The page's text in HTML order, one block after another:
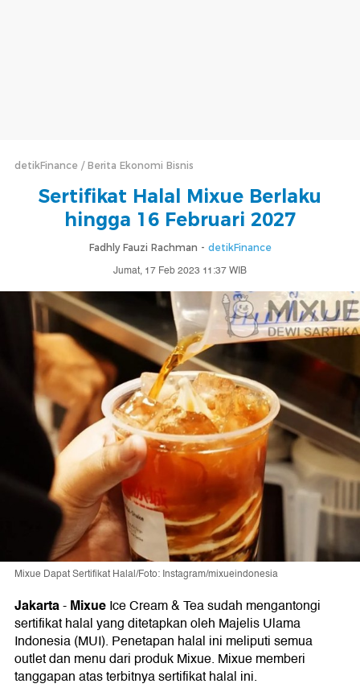
detikFinance Berita Ekonomi Bisnis
Sertifikat Halal Mixue Berlaku
hingga 16 Februari 2027
Fadhly Fauzi Rachman - detikFinance
Jumat, 17 Feb 2023 11:37 WIB
Mixue Dapat Sertifikat Halal/Foto: Instagram/mixueindonesia
Jakarta-MixueIce Cream & Tea sudah mengantongi
sertifikat halal yang ditetapkan oleh Majelis Ulama
Indonesia (MUI). Penetapan halal ini meliputi semua
outlet dan menu dari produk Mixue. Mixue memberi
tanggapan atas terbitnya sertifikat halal ini.